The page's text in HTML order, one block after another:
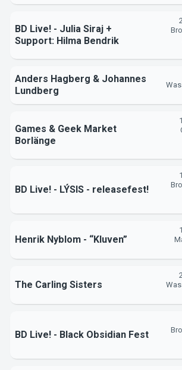
Om Tickster
BD Live! - Julia Siraj +
Support: Hilma Bendrik
Anders Hagberg & Johannes
Lundberg
Games & Geek Market
Borlänge
BD Live! - LÝSIS - releasefest!
Henrik Nyblom - “Kluven”
The Carling Sisters
BD Live! - Black Obsidian Fest